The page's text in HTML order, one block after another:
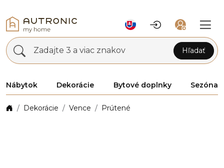
Zadajte 3 a viac znakov Hľadať
Nábytok Dekorácie Bytové doplnky Sezóna
Dekorácie Vence Prútené